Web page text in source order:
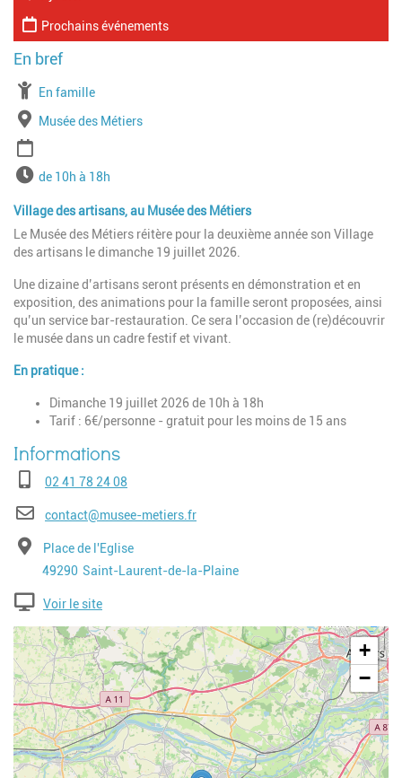
Prochains événements
À partir de
En famille
Lieu
Musée des Métiers
Horairesde 10h à 18h
Village des artisans, au Musée des Métiers
Le Musée des Métiers réitère pour la deuxième année son Village
des artisans le dimanche 19 juillet 2026.
Une dizaine d’artisans seront présents en démonstration et en
exposition, des animations pour la famille seront proposées, ainsi
qu’un service bar-restauration. Ce sera l’occasion de (re)découvrir
le musée dans un cadre festif et vivant.
En pratique :
Dimanche 19 juillet 2026 de 10h à 18h
Tarif : 6€/personne - gratuit pour les moins de 15 ans
Téléphone02 41 78 24 08
E-mailcontact@musee-metiers.fr
AdressePlace de l'Eglise
Code postal
49290 Ville
Saint-Laurent-de-la-Plaine
Voir le site
Geolocalisation
+
−